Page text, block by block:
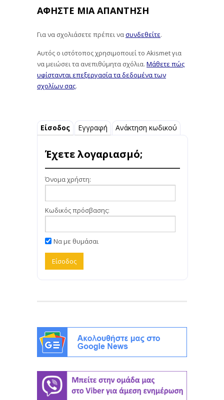
ΑΦΉΣΤΕ ΜΙΑ ΑΠΆΝΤΗΣΗ
Για να σχολιάσετε πρέπει νασυνδεθείτε.
Αυτός ο ιστότοπος χρησιμοποιεί το Akismet για
να μειώσει τα ανεπιθύμητα σχόλια. Μάθετε πώς
υφίστανται επεξεργασία τα δεδομένα των
σχολίων σας.
Είσοδος Εγγραφή Ανάκτηση κωδικού
Έχετε λογαριασμό;
Όνομα χρήστη:
Κωδικός πρόσβασης:
Να με θυμάσαι